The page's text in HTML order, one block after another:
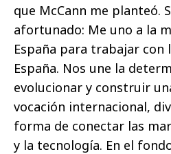
que McCann me planteó.
afortunado: Me uno a la
España para trabajar con
España. Nos une la
evolucionar y construir
vocación internacional,
forma de conectar las
y la tecnología. En el